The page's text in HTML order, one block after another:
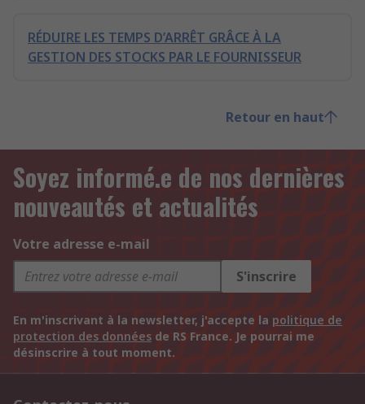
RÉDUIRE LES TEMPS D’ARRÊT GRÂCE À LA
GESTION DES STOCKS PAR LE FOURNISSEUR
Retour en haut
Soyez informé.e de nos dernières
nouveautés et actualités
Votre adresse e-mail
S'inscrire
En m'inscrivant à la newsletter, j'accepte la politique de
protection des données de RS France. Je pourrai me
désinscrire à tout moment.